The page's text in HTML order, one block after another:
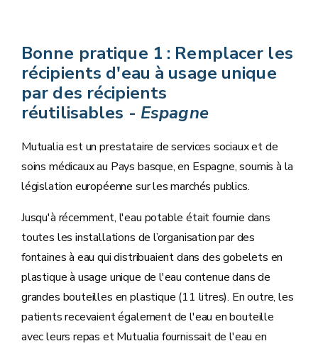
Bonne pratique 1 : Remplacer les
récipients d'eau à usage unique
par des récipients
réutilisables - Espagne
Mutualia est un prestataire de services sociaux et de
soins médicaux au Pays basque, en Espagne, soumis à la
législation européenne sur les marchés publics.
Jusqu'à récemment, l'eau potable était fournie dans
toutes les installations de l’organisation par des
fontaines à eau qui distribuaient dans des gobelets en
plastique à usage unique de l'eau contenue dans de
grandes bouteilles en plastique (11 litres). En outre, les
patients recevaient également de l'eau en bouteille
avec leurs repas et Mutualia fournissait de l'eau en